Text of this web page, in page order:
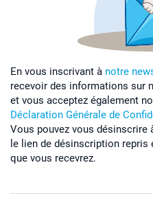
En vous inscrivant à notre
recevoir des informations sur
et vous acceptez également
Déclaration Générale de
Vous pouvez vous
le lien de désinscription
que vous recevrez.